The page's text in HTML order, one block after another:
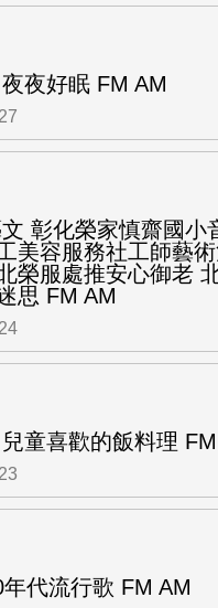
夜好眠 FM AM
彰化榮家慎齋國小
美容服務社工師藝
榮服處推安心御老
思 FM AM
童喜歡的飯料理
代流行歌 FM AM